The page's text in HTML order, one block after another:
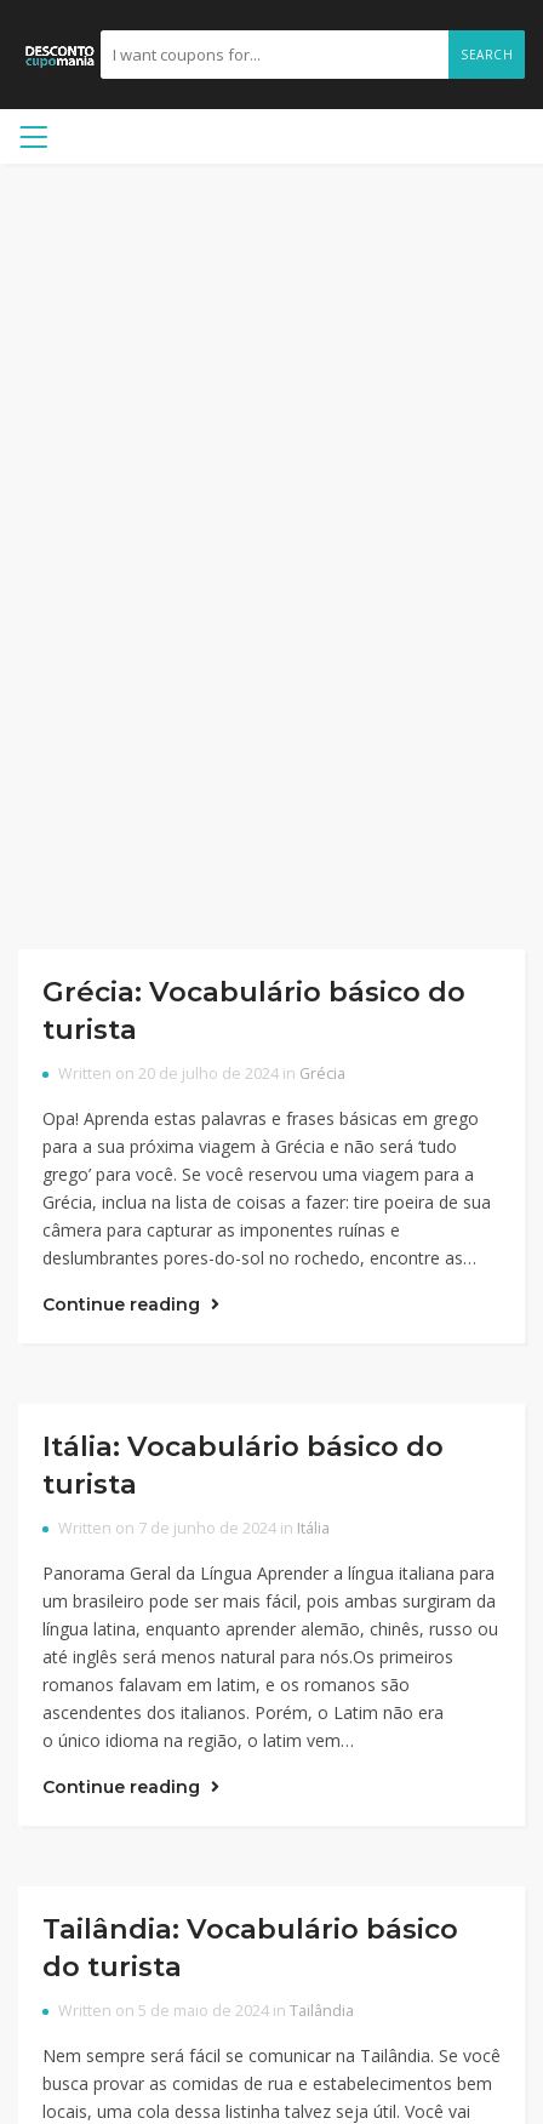
SEARCH
Grécia: Vocabulário básico do
turista
Written on 20 de julho de 2024 in Grécia
Opa! Aprenda estas palavras e frases básicas em grego
para a sua próxima viagem à Grécia e não será ‘tudo
grego’ para você. Se você reservou uma viagem para a
Grécia, inclua na lista de coisas a fazer: tire poeira de sua
câmera para capturar as imponentes ruínas e
deslumbrantes pores-do-sol no rochedo, encontre as…
Continue reading
Itália: Vocabulário básico do
turista
Written on 7 de junho de 2024 in Itália
Panorama Geral da Língua Aprender a língua italiana para
um brasileiro pode ser mais fácil, pois ambas surgiram da
língua latina, enquanto aprender alemão, chinês, russo ou
até inglês será menos natural para nós.Os primeiros
romanos falavam em latim, e os romanos são
ascendentes dos italianos. Porém, o Latim não era
o único idioma na região, o latim vem…
Continue reading
Tailândia: Vocabulário básico
do turista
Written on 5 de maio de 2024 in Tailândia
Nem sempre será fácil se comunicar na Tailândia. Se você
busca provar as comidas de rua e estabelecimentos bem
locais, uma cola dessa listinha talvez seja útil. Você vai